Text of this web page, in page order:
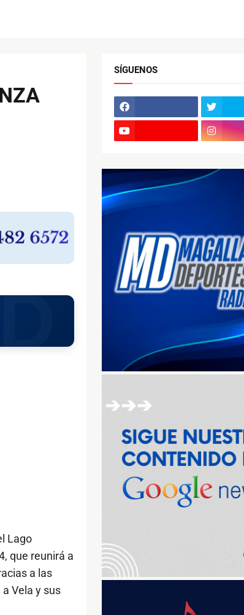
Lago
que reunirá a
a las
Vela y sus
SÍGUENOS